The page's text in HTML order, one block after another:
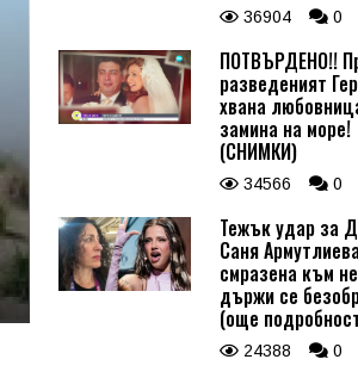
36904 0
ПОТВЪРДЕНО!!
разведеният
хвана
замина на море!
(СНИМКИ)
34566 0
Тежък удар за
Саня Армутлиева
смразена към
държи се
(още
24388 0